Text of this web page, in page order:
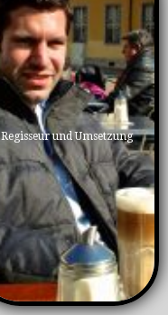
Regisseur und Umsetzung